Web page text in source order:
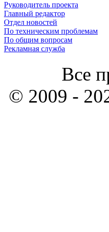
Руководитель проекта
Главный редактор
Отдел новостей
По техническим проблемам
По общим вопросам
Рекламная служба
Все
© 2009 -